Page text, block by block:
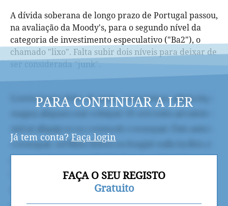
A dívida soberana de longo prazo de Portugal passou,
na avaliação da Moody's, para o segundo nível da
categoria de investimento especulativo ("Ba2"), o
chamado "lixo". Falta subir dois níveis para deixar de
ser considerada "junk".
PARA CONTINUAR A LER
Já tem conta? Faça login
FAÇA O SEU REGISTO
Gratuito